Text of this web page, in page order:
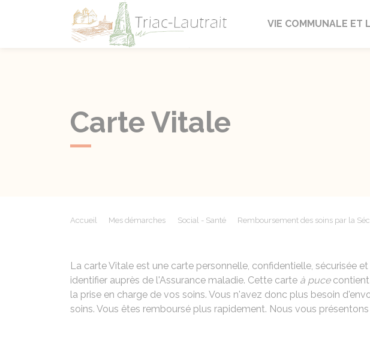
Triac-Lautrait
VIE COMMUNALE ET
Carte Vitale
Accueil Mes démarches Social - Santé Remboursement des soins par la
La carte Vitale est une carte personnelle, confidentielle, sécurisée
identifier auprès de l'Assurance maladie. Cette carte à pucecontient
la prise en charge de vos soins. Vous n'avez donc plus besoin
soins. Vous êtes remboursé plus rapidement. Nous vous